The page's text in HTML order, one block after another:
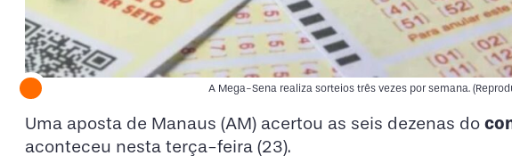
A Mega-Sena realiza sorteios três vezes por semana.
Uma aposta de Manaus (AM) acertou as seis dezenas do
aconteceu nesta terça-feira (23).